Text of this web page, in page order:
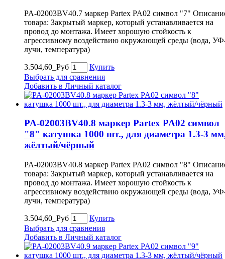
PA-02003BV40.7 маркер Partex PA02 символ "7"
товара: Закрытый маркер, который устанавливается на
провод до монтажа. Имеет хорошую стойкость к
агрессивному воздействию окружающей среды (вода,
лучи, температура)
3.504,60_Руб
Купить
Выбрать для сравнения
Добавить в Личный каталог
PA-02003BV40.8 маркер Partex PA02 символ
"8" катушка 1000 шт., для диаметра 1.3-3
жёлтый/чёрный
PA-02003BV40.8 маркер Partex PA02 символ "8"
товара: Закрытый маркер, который устанавливается на
провод до монтажа. Имеет хорошую стойкость к
агрессивному воздействию окружающей среды (вода,
лучи, температура)
3.504,60_Руб
Купить
Выбрать для сравнения
Добавить в Личный каталог